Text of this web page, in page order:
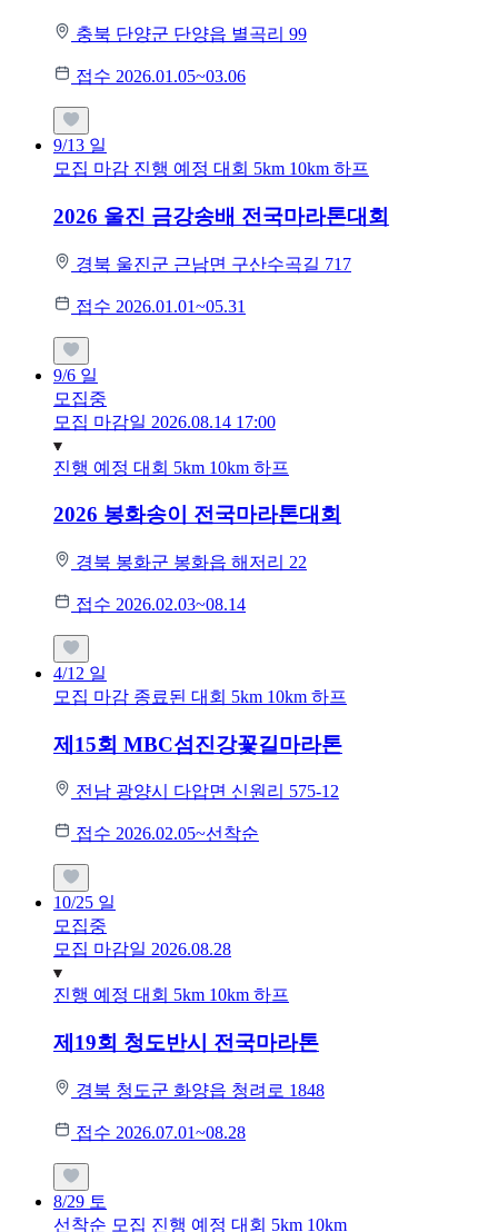
충북 단양군 단양읍 별곡리 99
접수 2026.01.05~03.06
9/13 일
모집 마감 진행 예정 대회 5km 10km 하프
2026 울진 금강송배 전국마라톤대회
경북 울진군 근남면 구산수곡길 717
접수 2026.01.01~05.31
9/6 일
모집중
모집 마감일 2026.08.14 17:00
진행 예정 대회 5km 10km 하프
2026 봉화송이 전국마라톤대회
경북 봉화군 봉화읍 해저리 22
접수 2026.02.03~08.14
4/12 일
모집 마감 종료된 대회 5km 10km 하프
제15회 MBC섬진강꽃길마라톤
전남 광양시 다압면 신원리 575-12
접수 2026.02.05~선착순
10/25 일
모집중
모집 마감일 2026.08.28
진행 예정 대회 5km 10km 하프
제19회 청도반시 전국마라톤
경북 청도군 화양읍 청려로 1848
접수 2026.07.01~08.28
8/29 토
선착순 모집 진행 예정 대회 5km 10km